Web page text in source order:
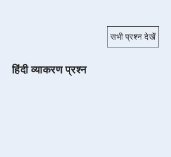
सभी प्रश्न देखें
हिंदी व्याकरण प्रश्न